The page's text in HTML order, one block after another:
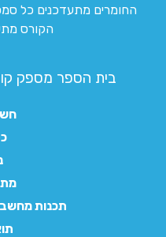
החומרים מתעדכנים כל
הקורס
בית הספר מספק
תכנות מחשב